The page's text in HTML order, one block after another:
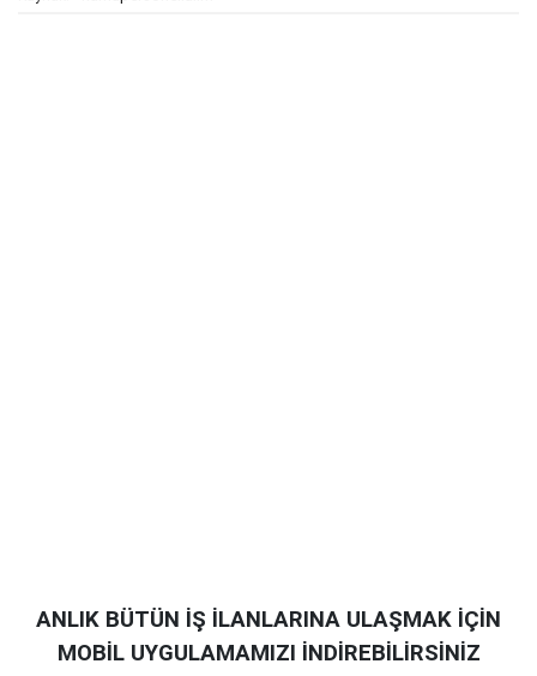
ANLIK BÜTÜN İŞ İLANLARINA ULAŞMAK İÇİN
MOBİL UYGULAMAMIZI İNDİREBİLİRSİNİZ